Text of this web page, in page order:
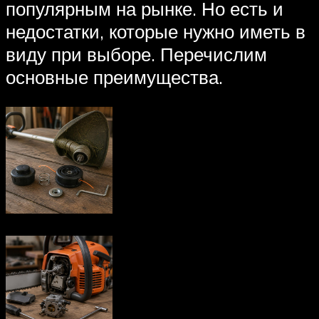
популярным на рынке. Но есть и
недостатки, которые нужно иметь в
виду при выборе. Перечислим
основные преимущества.